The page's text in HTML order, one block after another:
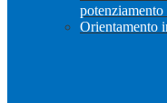
Orientamento